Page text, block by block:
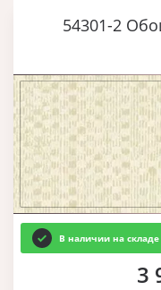
54301-2
В наличии на складе
3